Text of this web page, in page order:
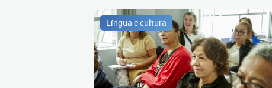
Língua e cultura